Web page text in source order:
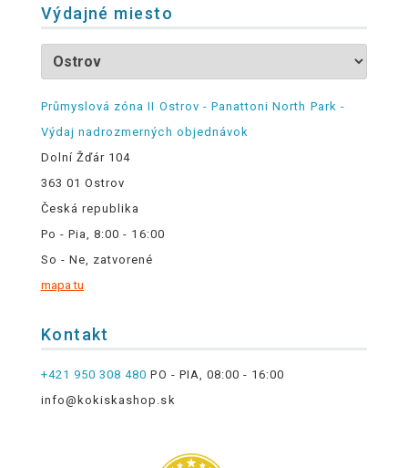
Výdajné miesto
Průmyslová zóna II Ostrov - Panattoni North Park -
Výdaj nadrozmerných objednávok
Dolní Žďár 104
363 01 Ostrov
Česká republika
Po - Pia, 8:00 - 16:00
So - Ne, zatvorené
mapa tu
Kontakt
+421 950 308 480 PO - PIA, 08:00 - 16:00
info@kokiskashop.sk